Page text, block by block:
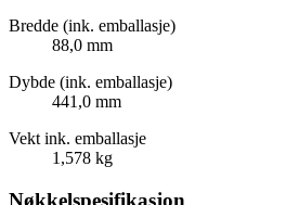
Bredde (ink. emballasje)
88,0 mm
Dybde (ink. emballasje)
441,0 mm
Vekt ink. emballasje
1,578 kg
Nøkkelspesifikasjon